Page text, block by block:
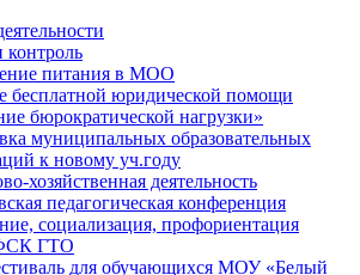
контроль
питания в МОО
бесплатной юридической помощи
бюрократической нагрузки»
муниципальных образовательных
к новому уч.году
хозяйственная деятельность
педагогическая конференция
социализация, профориентация
ГТО
для обучающихся МОУ «Белый